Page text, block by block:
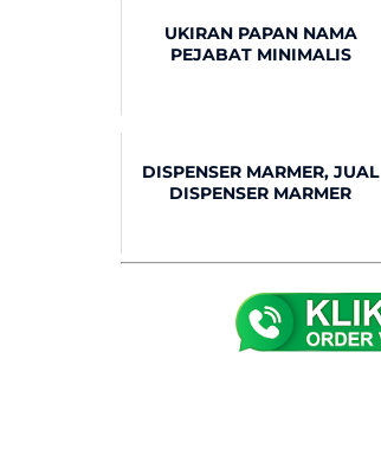
UKIRAN PAPAN NAMA
PEJABAT MINIMALIS
DISPENSER MARMER, JUAL
DISPENSER MARMER